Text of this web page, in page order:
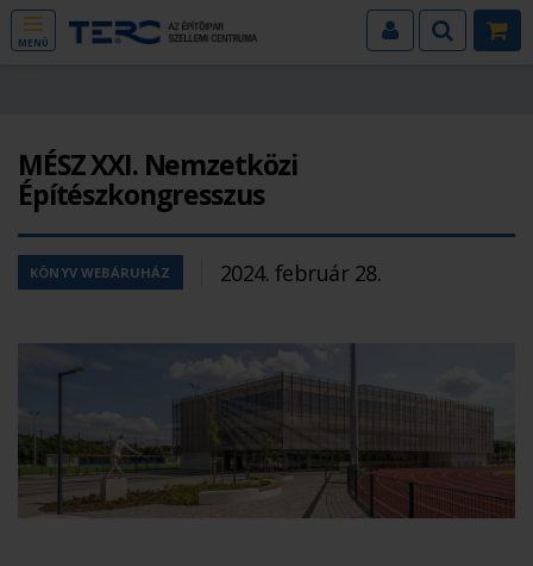
MENÜ
MÉSZ XXI. Nemzetközi
Építészkongresszus
KÖNYV WEBÁRUHÁZ 2024. február 28.